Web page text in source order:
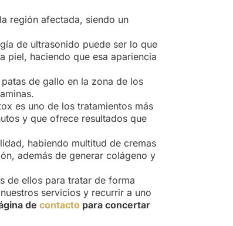
región afectada, siendo un
de ultrasonido puede ser lo que
piel, haciendo que esa apariencia
de gallo en la zona de los
es uno de los tratamientos más
y que ofrece resultados que
habiendo multitud de cremas
además de generar colágeno y
de ellos para tratar de forma
servicios y recurrir a uno
de contactopara concertar